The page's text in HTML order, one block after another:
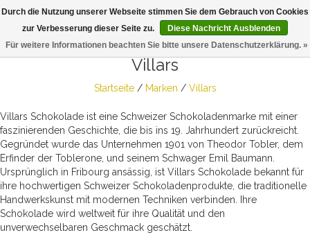
Villars
Startseite/ Marken / Villars
Villars Schokolade ist eine Schweizer Schokoladenmarke mit einer
faszinierenden Geschichte, die bis ins 19. Jahrhundert zurückreicht.
Gegründet wurde das Unternehmen 1901 von Theodor Tobler, dem
Erfinder der Toblerone, und seinem Schwager Emil Baumann.
Ursprünglich in Fribourg ansässig, ist Villars Schokolade bekannt für
ihre hochwertigen Schweizer Schokoladenprodukte, die traditionelle
Handwerkskunst mit modernen Techniken verbinden. Ihre
Schokolade wird weltweit für ihre Qualität und den
unverwechselbaren Geschmack geschätzt.
Durch die Nutzung unserer Webseite stimmen Sie dem Gebrauch von Cookies
zur Verbesserung dieser Seite zu.
Diese Nachricht Ausblenden
Für weitere Informationen beachten Sie bitte unsere Datenschutzerklärung. »